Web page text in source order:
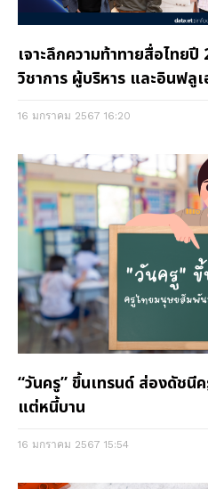
เจาะลึกความท้าทายสื่อไทย
วิชาการ ผู้บริหาร และอินฟลู
16 มกราคม 2567 16:20
“วันครู” ขึ้นเทรนด์ ส่องดัชนี
แต่หนี้บาน
16 มกราคม 2567 15:54